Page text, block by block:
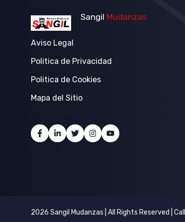
Sangil Mudanzas
Aviso Legal
Politica de Privacidad
Politica de Cookies
Mapa del Sitio
2026 Sangil Mudanzas | All Rights Reserved |